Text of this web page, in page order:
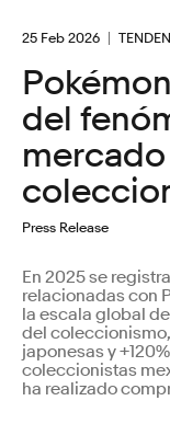
25 Feb 2026
del
Press Release
En 2025 se
relacionadas con
la escala global
del
japonesas y
coleccionistas
ha realizado